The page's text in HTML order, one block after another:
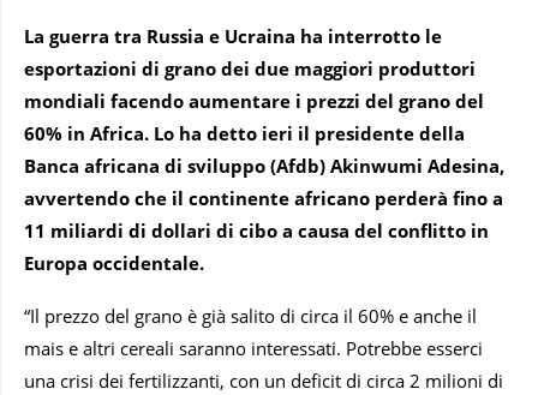
La guerra tra Russia e Ucraina ha interrotto le
esportazioni di grano dei due maggiori produttori
mondiali facendo aumentare i prezzi del grano del
60% in Africa. Lo ha detto ieri il presidente della
Banca africana di sviluppo (Afdb) Akinwumi Adesina,
avvertendo che il continente africano perderà fino a
11 miliardi di dollari di cibo a causa del conflitto in
Europa occidentale.
“Il prezzo del grano è già salito di circa il 60% e anche il
mais e altri cereali saranno interessati. Potrebbe esserci
una crisi dei fertilizzanti, con un deficit di circa 2 milioni di